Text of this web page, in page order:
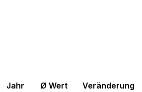
Jahr Ø Wert
Veränderung